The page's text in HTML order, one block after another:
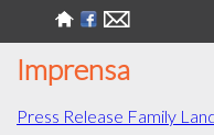
Imprensa
Press Release Family